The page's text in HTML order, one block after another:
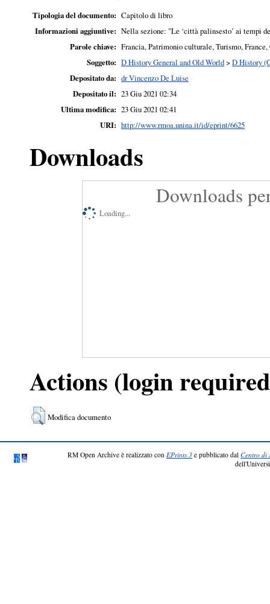
Tipologia del documento: Capitolo di libro
Informazioni aggiuntive: Nella sezione: "Le ‘città palinsesto’ ai tempi
Parole chiave: Francia, Patrimonio culturale, Turismo,
Soggetto: D History General and Old World> D History
Depositato da: dr Vincenzo De Luise
Depositato il: 23 Giu 2021 02:34
Ultima modifica: 23 Giu 2021 02:41
URI: http://www.rmoa.unina.it/id/eprint/6625
Downloads
Downloads
Loading...
Actions (login
Modifica documento
RM Open Archive è realizzato con EPrints 3 e pubblicato dal Centro di